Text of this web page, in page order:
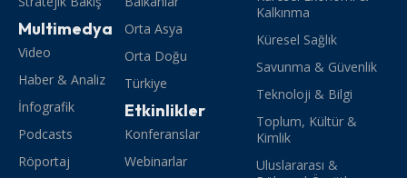
Multimedya
Video
Haber & Analiz
İnfografik
Podcasts
Röportaj
Orta Asya
Orta Doğu
Türkiye
Etkinlikler
Konferanslar
Webinarlar
Kalkınma
Küresel Sağlık
Savunma & Güvenlik
Teknoloji & Bilgi
Toplum, Kültür &
Kimlik
Uluslararası &